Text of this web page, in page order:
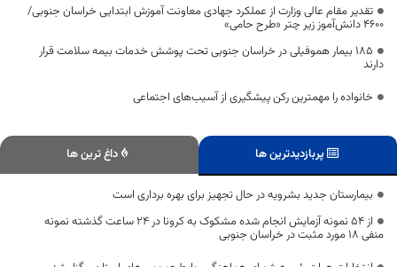
تقدیر مقام عالی وزارت از عملکرد جهادی معاونت آموزش ابتدایی خراسان جنوبی/
۴۶۰۰ دانش‌آموز زیر چتر «طرح حامی»
۱۸۵ بیمار هموفیلی در خراسان جنوبی تحت پوشش خدمات بیمه سلامت قرار
دارند
خانواده را مهمترین رکن پیشگیری از آسیب‌های اجتماعی
پربازدیدترین ها داغ ترین ها
بیمارستان جدید بشرویه در حال تجهیز برای بهره برداری است
از ۵۴ نمونه آزمایش انجام شده مشکوک به کرونا در ۲۴ ساعت گذشته نمونه
منفی ۱۸ مورد مثبت در خراسان جنوبی